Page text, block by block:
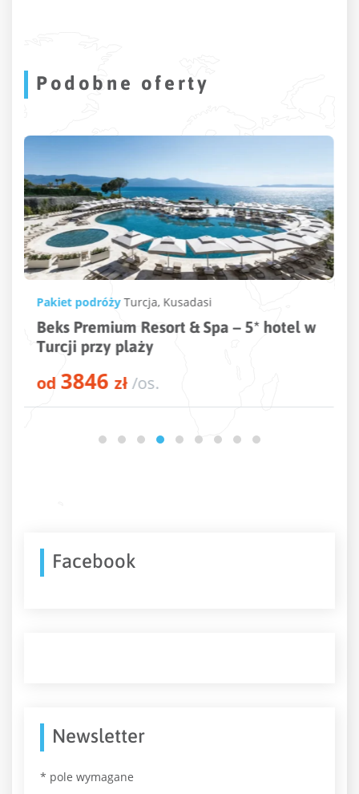
Podobne oferty
Pakiet podróży Turcja, Kusadasi
Beks Premium Resort & Spa – 5* hotel w
Turcji przy plaży
od 3846 zł/os.
Facebook
Newsletter
* pole wymagane